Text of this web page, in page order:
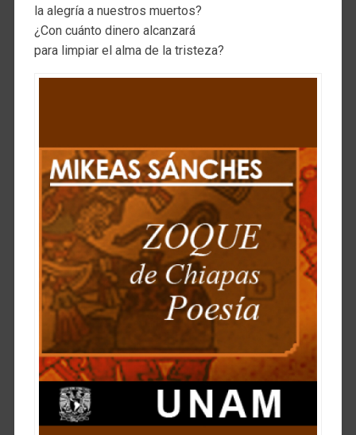
la alegría a nuestros muertos?
¿Con cuánto dinero alcanzará
para limpiar el alma de la tristeza?